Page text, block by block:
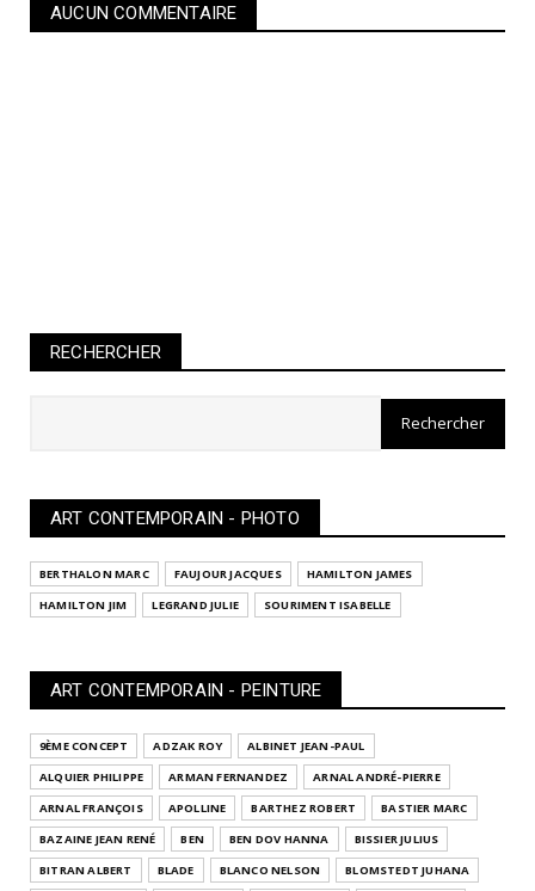
AUCUN COMMENTAIRE
RECHERCHER
ART CONTEMPORAIN - PHOTO
BERTHALON MARC FAUJOUR JACQUES
HAMILTON JAMES
HAMILTON JIM
LEGRAND JULIE SOURIMENT ISABELLE
ART CONTEMPORAIN - PEINTURE
9ÈME CONCEPT ADZAK ROY
ALBINET JEAN-PAUL
ALQUIER PHILIPPE
ARMAN FERNANDEZ
ARNAL ANDRÉ-PIERRE
ARNAL FRANÇOIS
APOLLINE BARTHEZ ROBERT
BASTIER MARC
BAZAINE JEAN RENÉ
BEN BEN DOV HANNA
BISSIER JULIUS
BITRAN ALBERT
BLADE BLANCO NELSON
BLOMSTEDT JUHANA